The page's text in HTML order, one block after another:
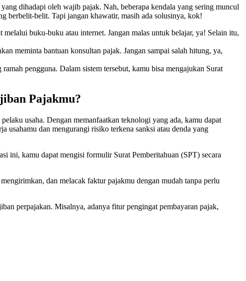
dihadapi oleh wajib pajak. Nah, beberapa kendala yang sering muncul
berbelit-belit. Tapi jangan khawatir, masih ada solusinya, kok!
buku-buku atau internet. Jangan malas untuk belajar, ya! Selain itu,
meminta bantuan konsultan pajak. Jangan sampai salah hitung, ya,
pengguna. Dalam sistem tersebut, kamu bisa mengajukan Surat
Pajakmu?
usaha. Dengan memanfaatkan teknologi yang ada, kamu dapat
usahamu dan mengurangi risiko terkena sanksi atau denda yang
ini, kamu dapat mengisi formulir Surat Pemberitahuan (SPT) secara
dan melacak faktur pajakmu dengan mudah tanpa perlu
perpajakan. Misalnya, adanya fitur pengingat pembayaran pajak,